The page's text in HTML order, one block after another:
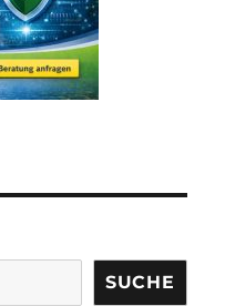
SUCHE